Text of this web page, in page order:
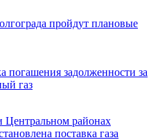
пройдут плановые
погашения задолженности за
газ
Центральном районах
поставка газа